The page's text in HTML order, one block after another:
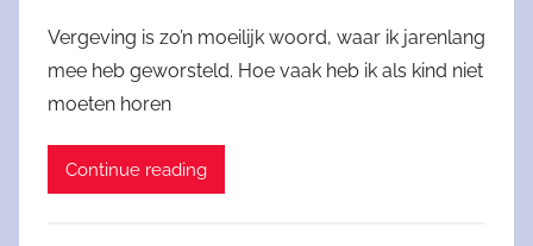
Vergeving is zo’n moeilijk woord, waar ik jarenlang
mee heb geworsteld. Hoe vaak heb ik als kind niet
moeten horen
Continue reading